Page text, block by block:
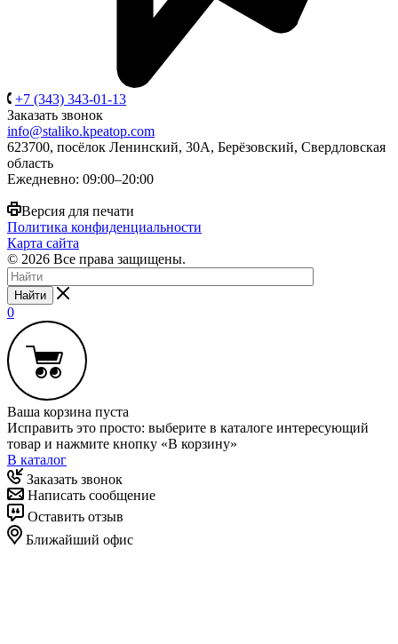
+7 (343) 343-01-13
Заказать звонок
info@staliko.kpeatop.com
623700, посёлок Ленинский, 30А, Берёзовский, Свердловская
область
Ежедневно: 09:00–20:00
Версия для печати
Политика конфиденциальности
Карта сайта
© 2026 Все права защищены.
Найти
0
Ваша корзина пуста
Исправить это просто: выберите в каталоге интересующий
товар и нажмите кнопку «В корзину»
В каталог
Заказать звонок
Написать сообщение
Оставить отзыв
Ближайший офис